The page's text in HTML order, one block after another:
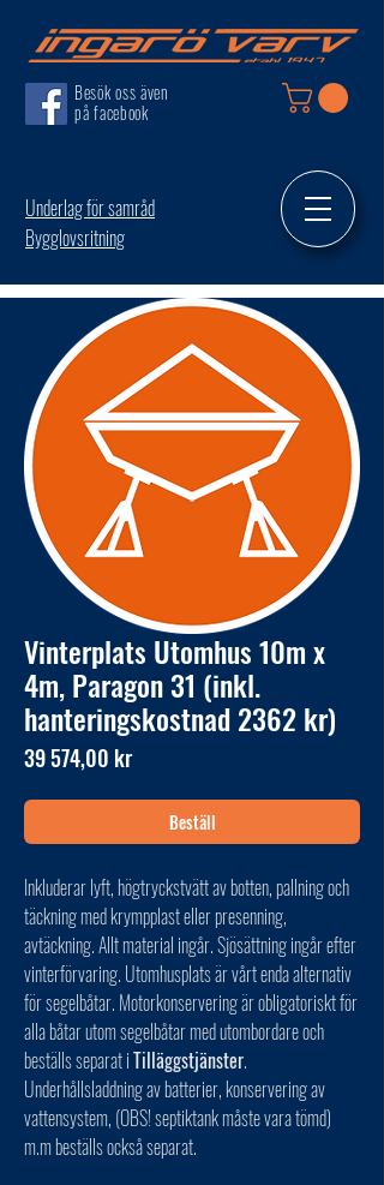
Besök oss även
på facebook
Underlag för samråd
Bygglovsritning
Vinterplats Utomhus 10m x
4m, Paragon 31 (inkl.
hanteringskostnad 2362 kr)
39 574,00 krPris
Beställ
Inkluderar lyft, högtryckstvätt av botten, pallning och
täckning med krympplast eller presenning,
avtäckning. Allt material ingår. Sjösättning ingår efter
vinterförvaring. Utomhusplats är vårt enda alternativ
för segelbåtar. Motorkonservering är obligatoriskt för
alla båtar utom segelbåtar med utombordare och
beställs separat iTilläggstjänster.
Underhållsladdning av batterier, konservering av
vattensystem, (OBS! septiktank måste vara tömd)
m.m beställs också separat.